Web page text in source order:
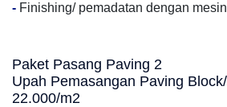
- Finishing/ pemadatan dengan
Paket Pasang Paving 2
Upah Pemasangan Paving
22.000/m2